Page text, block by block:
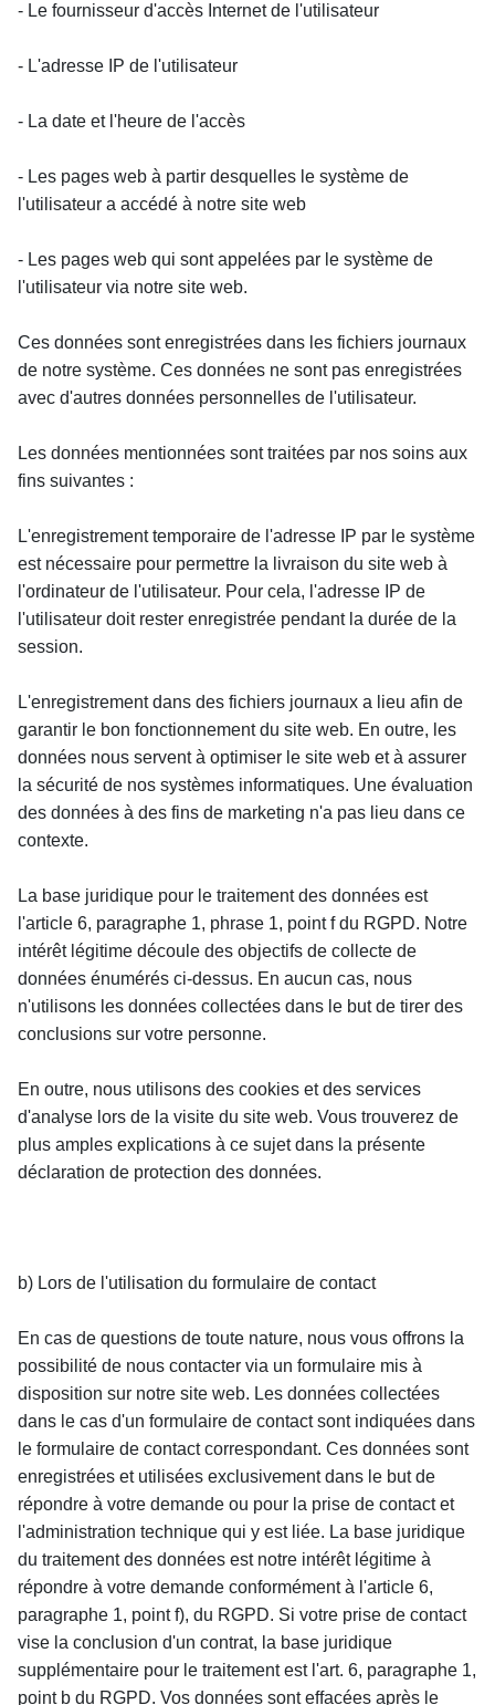
- Le fournisseur d'accès Internet de l'utilisateur
- L'adresse IP de l'utilisateur
- La date et l'heure de l'accès
- Les pages web à partir desquelles le système de
l'utilisateur a accédé à notre site web
- Les pages web qui sont appelées par le système de
l'utilisateur via notre site web.
Ces données sont enregistrées dans les fichiers journaux
de notre système. Ces données ne sont pas enregistrées
avec d'autres données personnelles de l'utilisateur.
Les données mentionnées sont traitées par nos soins aux
fins suivantes :
L'enregistrement temporaire de l'adresse IP par le système
est nécessaire pour permettre la livraison du site web à
l'ordinateur de l'utilisateur. Pour cela, l'adresse IP de
l'utilisateur doit rester enregistrée pendant la durée de la
session.
L'enregistrement dans des fichiers journaux a lieu afin de
garantir le bon fonctionnement du site web. En outre, les
données nous servent à optimiser le site web et à assurer
la sécurité de nos systèmes informatiques. Une évaluation
des données à des fins de marketing n'a pas lieu dans ce
contexte.
La base juridique pour le traitement des données est
l'article 6, paragraphe 1, phrase 1, point f du RGPD. Notre
intérêt légitime découle des objectifs de collecte de
données énumérés ci-dessus. En aucun cas, nous
n'utilisons les données collectées dans le but de tirer des
conclusions sur votre personne.
En outre, nous utilisons des cookies et des services
d'analyse lors de la visite du site web. Vous trouverez de
plus amples explications à ce sujet dans la présente
déclaration de protection des données.
b) Lors de l'utilisation du formulaire de contact
En cas de questions de toute nature, nous vous offrons la
possibilité de nous contacter via un formulaire mis à
disposition sur notre site web. Les données collectées
dans le cas d'un formulaire de contact sont indiquées dans
le formulaire de contact correspondant. Ces données sont
enregistrées et utilisées exclusivement dans le but de
répondre à votre demande ou pour la prise de contact et
l'administration technique qui y est liée. La base juridique
du traitement des données est notre intérêt légitime à
répondre à votre demande conformément à l'article 6,
paragraphe 1, point f), du RGPD. Si votre prise de contact
vise la conclusion d'un contrat, la base juridique
supplémentaire pour le traitement est l'art. 6, paragraphe 1,
point b du RGPD. Vos données sont effacées après le